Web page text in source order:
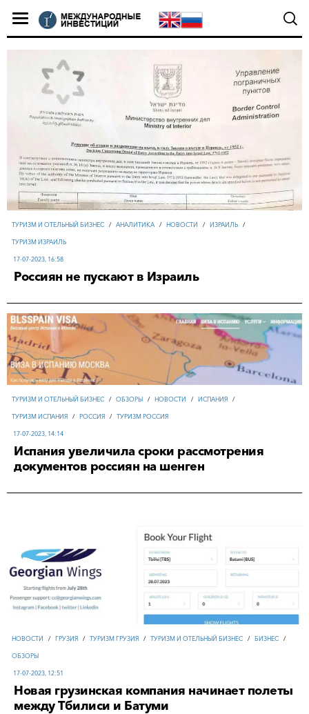
ТУРИЗМ И ОТЕЛЬНЫЙ БИЗНЕС / АНАЛИТИКА / НОВОСТИ / ИЗРАИЛЬ /
ТУРИЗМ ИЗРАИЛЬ
17-07-2023, 16:58
Россиян не пускают в Израиль
ТУРИЗМ И ОТЕЛЬНЫЙ БИЗНЕС / ОБЗОРЫ / НОВОСТИ / ИСПАНИЯ /
ТУРИЗМ ИСПАНИЯ / РОССИЯ / ТУРИЗМ РОССИЯ
17-07-2023, 14:14
Испания увеличила сроки рассмотрения
документов россиян на шенген
НОВОСТИ / ГРУЗИЯ / ТУРИЗМ ГРУЗИЯ / ТУРИЗМ И ОТЕЛЬНЫЙ БИЗНЕС / БИЗНЕС /
ОБЗОРЫ
17-07-2023, 12:51
Новая грузинская компания начинает полеты
между Тбилиси и Батуми